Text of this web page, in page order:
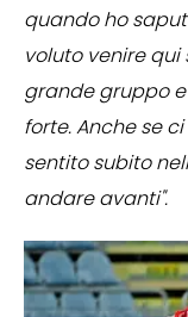
quando ho
voluto venire qui
grande gruppo
forte. Anche se
sentito subito
andare avanti".